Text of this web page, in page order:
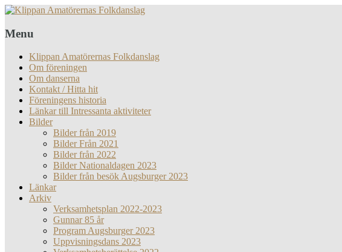
Menu
Klippan Amatörernas Folkdanslag
Om föreningen
Om danserna
Kontakt / Hitta hit
Föreningens historia
Länkar till Intressanta aktiviteter
Bilder
Bilder från 2019
Bilder Från 2021
Bilder från 2022
Bilder Nationaldagen 2023
Bilder från besök Augsburger 2023
Länkar
Arkiv
Verksamhetsplan 2022-2023
Gunnar 85 år
Program Augsburger 2023
Uppvisningsdans 2023